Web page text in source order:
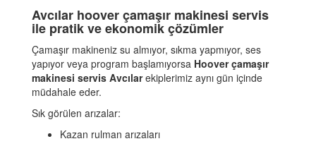
Avcılar hoover çamaşır makinesi servis
ile pratik ve ekonomik çözümler
Çamaşır makineniz su almıyor, sıkma yapmıyor, ses
yapıyor veya program başlamıyorsa Hoover çamaşır
makinesi servis Avcılarekiplerimiz aynı gün içinde
müdahale eder.
Sık görülen arızalar:
Kazan rulman arızaları